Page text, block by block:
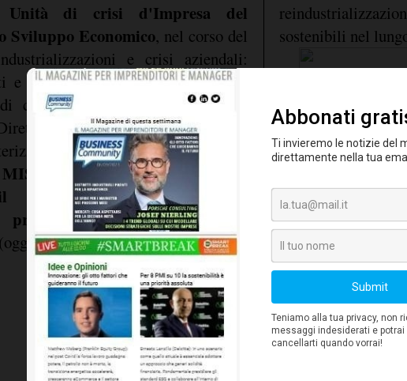
Unità di crisi d'Impresa del
Sviluppo Economico, nel corso del
e crisi aziendali:
e nuove metodologie", organizzato
consulenza EMS e dal Gruppo
del Personale (GIDP). In uno
dall'onda lunga della crisi
ha innovato nell'approccio
modello basato su cassa
prepensionamenti e mobilità
(oggi economicamente non più
sostenibili nel